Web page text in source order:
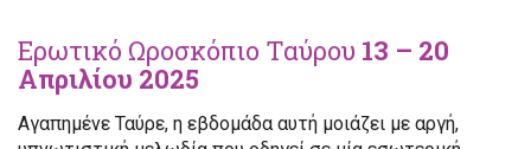
Ερωτικό Ωροσκόπιο Ταύρου 13 – 20
Απριλίου 2025
Αγαπημένε Ταύρε, η εβδομάδα αυτή μοιάζει με αργή,